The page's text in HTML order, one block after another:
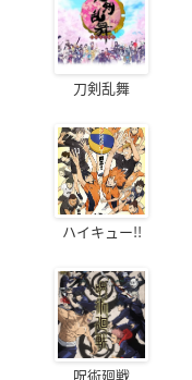
刀剣乱舞
ハイキュー!!
呪術廻戦